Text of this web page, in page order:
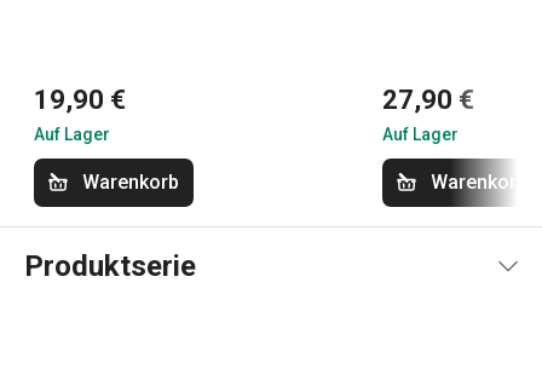
19,90 €
Auf Lager
Warenkorb
27,90 €
Auf Lager
Warenkorb
Produktserie